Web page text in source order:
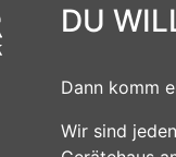
DU
Dann komm
Wir sind